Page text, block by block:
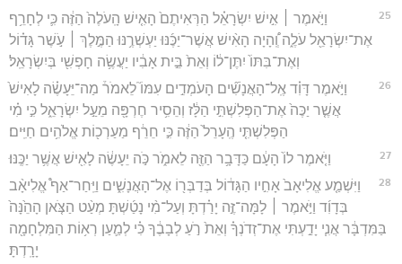
25
וַיֹּ֣אמֶר ׀ אִ֣ישׁ יִשְׂרָאֵ֗ל הַרְּאִיתֶם֙ הָאִ֤ישׁ הָֽעֹלֶה֙ הַזֶּ֔ה כִּ֛י לְחָרֵ֥ף
אֶת־יִשְׂרָאֵ֖ל עֹלֶ֑ה וְֽ֠הָיָה הָאִ֨ישׁ אֲשֶׁר־יַכֶּ֜נּוּ יַעְשְׁרֶ֥נּוּ הַמֶּ֣לֶךְ ׀ עֹ֣שֶׁר גָּד֗וֹל
וְאֶת־בִּתּוֹ֙ יִתֶּן־ל֔וֹ וְאֵת֙ בֵּ֣ית אָבִ֔יו יַעֲשֶׂ֥ה חָפְשִׁ֖י בְּיִשְׂרָאֵֽל׃
26
וַיֹּ֣אמֶר דָּוִ֗ד אֶֽל־הָאֲנָשִׁ֞ים הָעֹמְדִ֣ים עִמּוֹ֮ לֵאמֹר֒ מַה־יֵּעָשֶׂ֗ה לָאִישׁ֙
אֲשֶׁ֤ר יַכֶּה֙ אֶת־הַפְּלִשְׁתִּ֣י הַלָּ֔ז וְהֵסִ֥יר חֶרְפָּ֖ה מֵעַ֣ל יִשְׂרָאֵ֑ל כִּ֣י מִ֗י
הַפְּלִשְׁתִּ֤י הֶֽעָרֵל֙ הַזֶּ֔ה כִּ֣י חֵרֵ֔ף מַעַרְכ֖וֹת אֱלֹהִ֥ים חַיִּֽים׃
27 וַיֹּ֤אמֶר לוֹ֙ הָעָ֔ם כַּדָּבָ֥ר הַזֶּ֖ה לֵאמֹ֑ר כֹּ֣ה יֵעָשֶׂ֔ה לָאִ֖ישׁ אֲשֶׁ֥ר יַכֶּֽנּוּ׃
28
וַיִּשְׁמַ֤ע אֱלִיאָב֙ אָחִ֣יו הַגָּד֔וֹל בְּדַבְּר֖וֹ אֶל־הָאֲנָשִׁ֑ים וַיִּֽחַר־אַף֩ אֱלִיאָ֨ב
בְּדָוִ֜ד וַיֹּ֣אמֶר ׀ לָמָּה־זֶּ֣ה יָרַ֗דְתָּ וְעַל־מִ֨י נָטַ֜שְׁתָּ מְעַ֨ט הַצֹּ֤אן הָהֵ֙נָּה֙
בַּמִּדְבָּ֔ר אֲנִ֧י יָדַ֣עְתִּי אֶת־זְדֹנְךָ֗ וְאֵת֙ רֹ֣עַ לְבָבֶ֔ךָ כִּ֗י לְמַ֛עַן רְא֥וֹת הַמִּלְחָמָ֖ה
יָרָֽדְתָּ׃